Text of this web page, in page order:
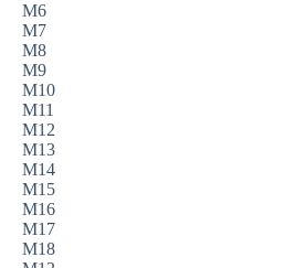
M6
M7
M8
M9
M10
M11
M12
M13
M14
M15
M16
M17
M18